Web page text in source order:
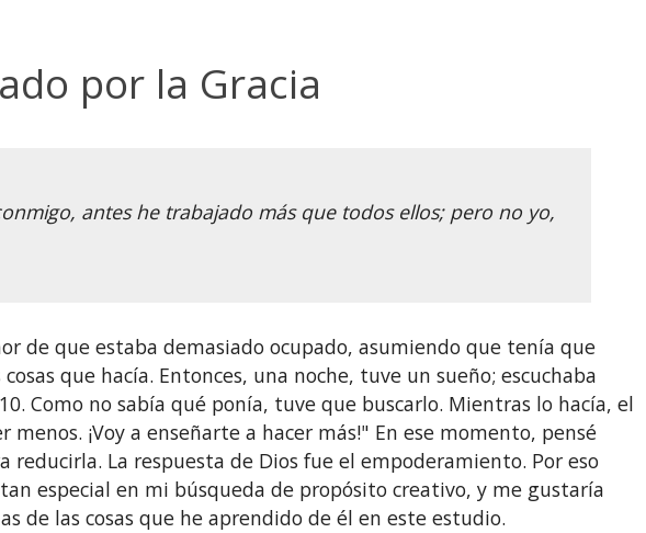
por la Gracia
antes he trabajado más que todos ellos; pero no yo,
de que estaba demasiado ocupado, asumiendo que tenía que
que hacía. Entonces, una noche, tuve un sueño; escuchaba
Como no sabía qué ponía, tuve que buscarlo. Mientras lo hacía, el
menos. ¡Voy a enseñarte a hacer más!" En ese momento, pensé
reducirla. La respuesta de Dios fue el empoderamiento. Por eso
especial en mi búsqueda de propósito creativo, y me gustaría
de las cosas que he aprendido de él en este estudio.